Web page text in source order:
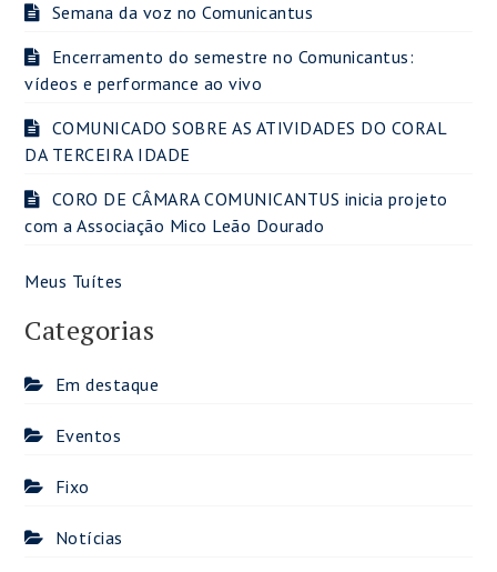
Semana da voz no Comunicantus
Encerramento do semestre no Comunicantus:
vídeos e performance ao vivo
COMUNICADO SOBRE AS ATIVIDADES DO CORAL
DA TERCEIRA IDADE
CORO DE CÂMARA COMUNICANTUS inicia projeto
com a Associação Mico Leão Dourado
Meus Tuítes
Categorias
Em destaque
Eventos
Fixo
Notícias